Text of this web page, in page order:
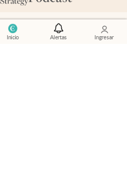
Inicio Alertas Ingresar
Quiénes Somos